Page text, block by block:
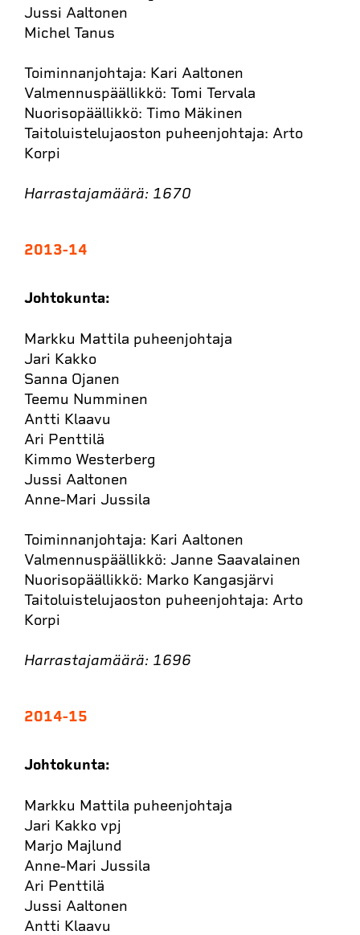
Jussi Aaltonen
Michel Tanus
Toiminnanjohtaja: Kari Aaltonen
Valmennuspäällikkö: Tomi Tervala
Nuorisopäällikkö: Timo Mäkinen
Taitoluistelujaoston puheenjohtaja: Arto
Korpi
Harrastajamäärä: 1670
2013-14
Johtokunta:
Markku Mattila puheenjohtaja
Jari Kakko
Sanna Ojanen
Teemu Numminen
Antti Klaavu
Ari Penttilä
Kimmo Westerberg
Jussi Aaltonen
Anne-Mari Jussila
Toiminnanjohtaja: Kari Aaltonen
Valmennuspäällikkö: Janne Saavalainen
Nuorisopäällikkö: Marko Kangasjärvi
Taitoluistelujaoston puheenjohtaja: Arto
Korpi
Harrastajamäärä: 1696
2014-15
Johtokunta:
Markku Mattila puheenjohtaja
Jari Kakko vpj
Marjo Majlund
Anne-Mari Jussila
Ari Penttilä
Jussi Aaltonen
Antti Klaavu